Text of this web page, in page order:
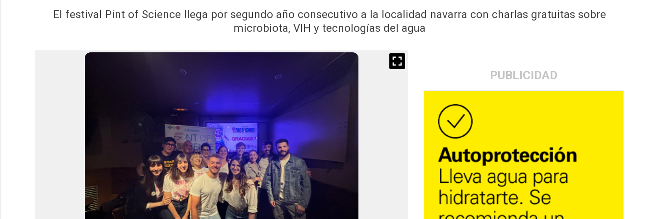
El festival Pint of Science llega por segundo año consecutivo a la localidad navarra con charlas gratuitas sobre
microbiota, VIH y tecnologías del agua
PUBLICIDAD